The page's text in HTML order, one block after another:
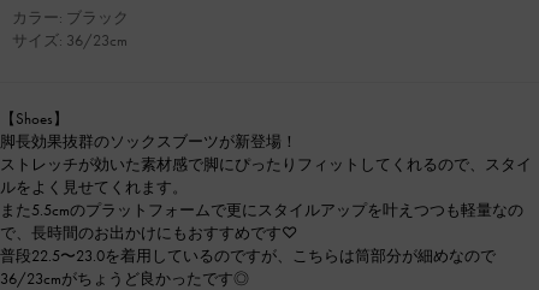
カラー: ブラック
サイズ: 36/23cm
【Shoes】
脚長効果抜群のソックスブーツが新登場！
ストレッチが効いた素材感で脚にぴったりフィットしてくれるので、スタイ
ルをよく見せてくれます。
また5.5cmのプラットフォームで更にスタイルアップを叶えつつも軽量なの
で、長時間のお出かけにもおすすめです♡
普段22.5〜23.0を着用しているのですが、こちらは筒部分が細めなので
36/23cmがちょうど良かったです◎